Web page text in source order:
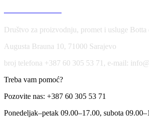
Društvo za proizvodnju, promet i usluge Botta
Augusta Brauna 10, 71000 Sarajevo
broj telefona +387 60 305 53 71, e-mail:
Treba vam pomoć?
Pozovite nas: +387 60 305 53 71
Ponedeljak–petak 09.00–17.00, subota